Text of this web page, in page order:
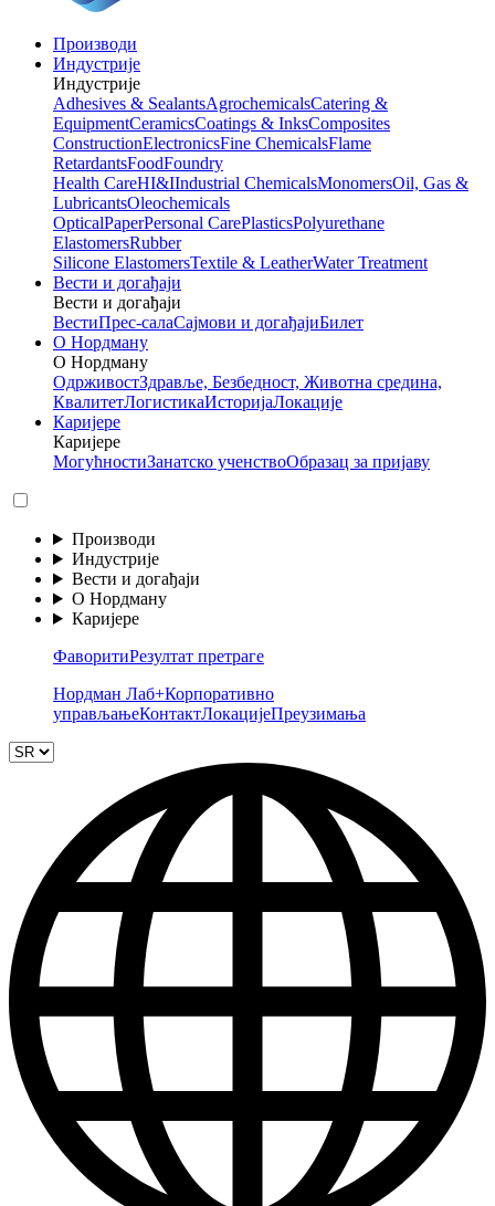
Производи
Индустрије
Индустрије
Adhesives & SealantsAgrochemicalsCatering &
EquipmentCeramicsCoatings & InksComposites
ConstructionElectronicsFine ChemicalsFlame
RetardantsFoodFoundry
Health CareHI&IIndustrial ChemicalsMonomersOil, Gas &
LubricantsOleochemicals
OpticalPaperPersonal CarePlasticsPolyurethane
ElastomersRubber
Silicone ElastomersTextile & LeatherWater Treatment
Вести и догађаји
Вести и догађаји
ВестиПрес-салаСајмови и догађајиБилет
О Нордману
О Нордману
ОдрживостЗдравље, Безбедност, Животна средина,
КвалитетЛогистикаИсторијаЛокације
Каријере
Каријере
МогућностиЗанатско ученствоОбразац за пријаву
Производи
Индустрије
Вести и догађаји
О Нордману
Каријере
ФаворитиРезултат претраге
Нордман Лаб+Корпоративно
управљањеКонтактЛокацијеПреузимања